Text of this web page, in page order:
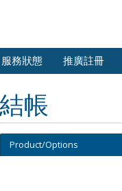
服務狀態 推廣註冊
結帳
Product/Options